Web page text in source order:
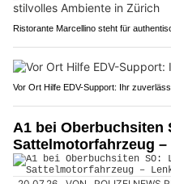
Ristorante Marcellino steht für
Vor Ort Hilfe EDV-Support: Ihr
A1 bei Oberbuchsiten
Sattelmotorfahrzeug